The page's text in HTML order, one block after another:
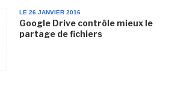
LE 26 JANVIER 2016
Google Drive contrôle mieux le
partage de fichiers